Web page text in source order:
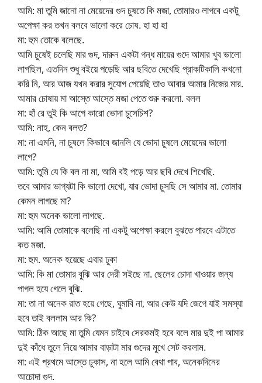
আমি: মা তুমি জানো না মেয়েদের গুদ চুষতে কি মজা, তোমারও লাগবে একটু
অপেক্ষা কর তখন বলবে ভালো করে চোষ. হা হা হা
মা: হুম তোকে বলেছে.
আমি চুষেই চলেছি মার গুদ, দারুন একটা গন্ধ মায়ের গুদে আমার খুব ভালো
লাগছিল, এতদিন শুধু বইয়ে পড়েছি আর ছবিতে দেখেছি প্রাকটিকালি কখনো
করি নি, আর আজ যখন করার সুযোগ পেয়েছি তাও আবার আমার নিজের মার.
আমার চোষায় মা আস্তে আস্তে মজা পেতে শুরু করলো. বলল
মা: হাঁ রে তুই কি আগে কারো ভোদা চুসেচিশ?
আমি: নাহ, কেন বলত?
মা: না এমনি, না চুষলে কিভাবে জানলি যে ভোদা চুষলে মেয়েদের ভালো
লাগে?
আমি: তুমি যে কি বল না মা, আমি বই পড়ে আর ছবি দেখে শিখেছি.
তবে আমার ভাগ্যটা কি ভালো দেখো, যার ভোদা চুসছি সে আমার মা. তোমার
কেমন লাগছে মা?
মা: হুম অনেক ভালো লাগছে.
আমি: আমি তোমাকে বলেছি না একটু অপেক্ষা করলে বুঝতে পারবে এটাতে
কত মজা.
মা: হুম. অনেক হয়েছে এবার ঢুকা
আমি: কি মা তোমার বুঝি আর দেরী সইছে না. ছেলের চোদা খাওয়ার জন্য
পাগল হযে গেলে বুঝি.
মা: তা না অনেক রাত হয়ে গেছে, ঘুমাবি না, আর কেউ যদি জেগে যাই সমস্যা
হবে তাই বললাম আর কি?
আমি: ঠিক আছে মা তুমি যেমন চাইবে সেরকমই হবে বলে মার দুই পা আমার
দুই কাঁধে তুলে নিয়ে আমার বাড়াটা মার গুদের মুখে সেট করলাম.
মা: এই প্রথমে আস্তে ঢুকাস, না হলে আমি বেথা পাব, অনেকদিনের
আচোদা গুদ.